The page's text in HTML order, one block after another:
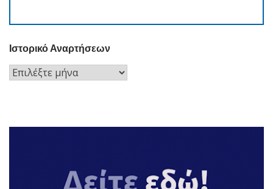
Ιστορικό Αναρτήσεων
Ιστορικό